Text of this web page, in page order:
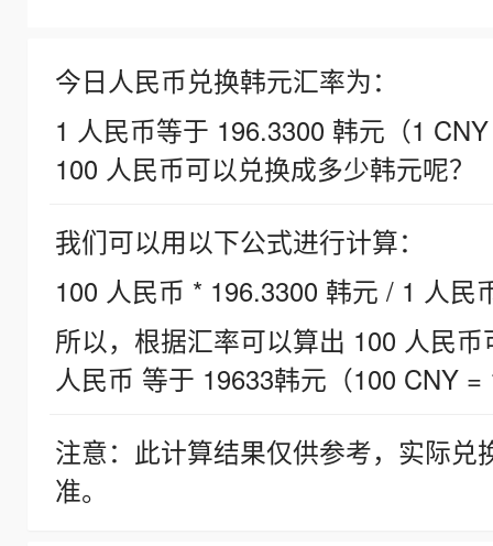
今日人民币兑换韩元汇率为：
1 人民币等于 196.3300 韩元（1
100 人民币可以兑换成多少韩元呢？
我们可以用以下公式进行计算：
100 人民币 * 196.3300 韩元 / 1 人民
所以，根据汇率可以算出 100 人民
人民币 等于 19633韩元（100 CNY =
注意：此计算结果仅供参考，实际
准。